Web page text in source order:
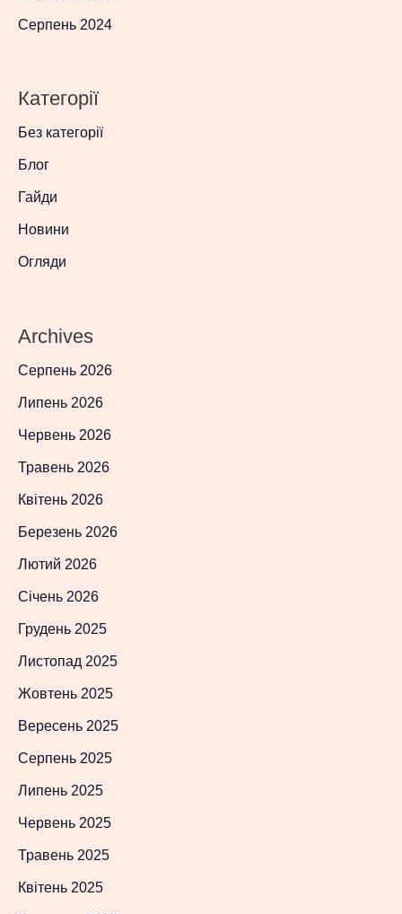
Серпень 2024
Категорії
Без категорії
Блог
Гайди
Новини
Огляди
Archives
Серпень 2026
Липень 2026
Червень 2026
Травень 2026
Квітень 2026
Березень 2026
Лютий 2026
Січень 2026
Грудень 2025
Листопад 2025
Жовтень 2025
Вересень 2025
Серпень 2025
Липень 2025
Червень 2025
Травень 2025
Квітень 2025